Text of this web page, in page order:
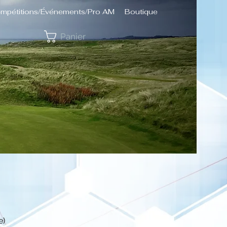
Événements/Pro AM Boutique
Panier